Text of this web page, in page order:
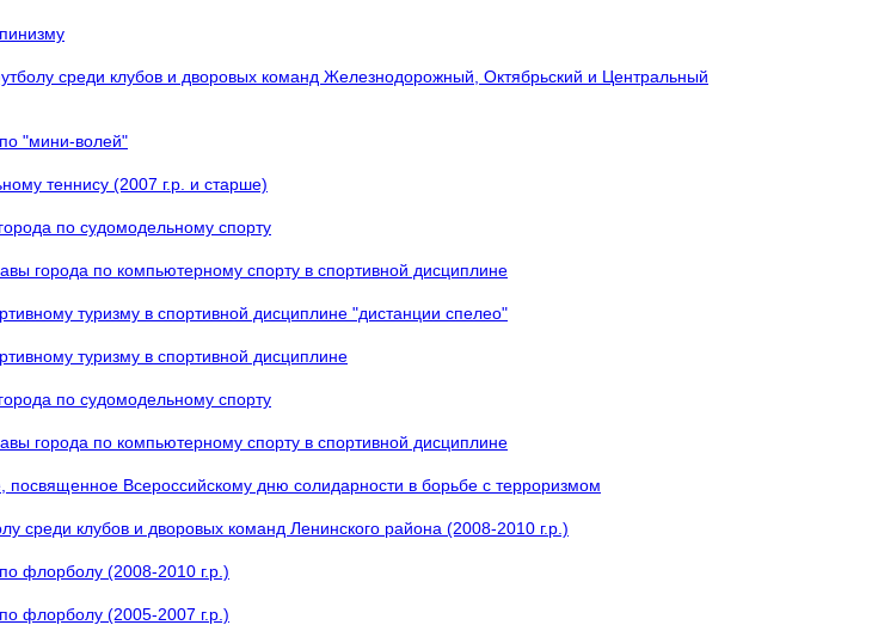
среди клубов и дворовых команд Железнодорожный, Октябрьский и Центральный
"мини-волей"
теннису (2007 г.р. и старше)
по судомодельному спорту
города по компьютерному спорту в спортивной дисциплине
туризму в спортивной дисциплине "дистанции спелео"
туризму в спортивной дисциплине
по судомодельному спорту
города по компьютерному спорту в спортивной дисциплине
посвященное Всероссийскому дню солидарности в борьбе с терроризмом
среди клубов и дворовых команд Ленинского района (2008-2010 г.р.)
флорболу (2008-2010 г.р.)
флорболу (2005-2007 г.р.)